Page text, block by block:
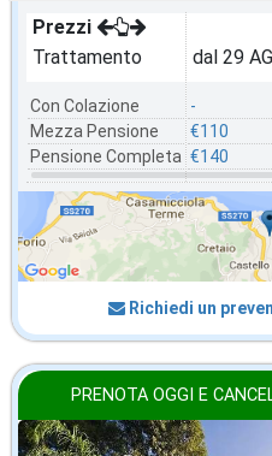
Prezzi
Trattamento
Con Colazione
Mezza Pensione
Pensione Completa
dal 29
-
€110
€140
Richiedi un
PRENOTA OGGI E